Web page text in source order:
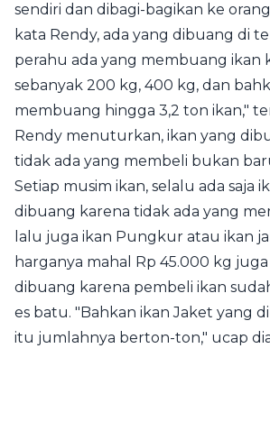
sendiri dan dibagi-bagikan ke
kata Rendy, ada yang dibuang di
perahu ada yang membuang ikan
sebanyak 200 kg, 400 kg, dan
membuang hingga 3,2 ton ikan,"
Rendy menuturkan, ikan yang
tidak ada yang membeli bukan
Setiap musim ikan, selalu ada saja
dibuang karena tidak ada yang
lalu juga ikan Pungkur atau ikan
harganya mahal Rp 45.000 kg
dibuang karena pembeli ikan
es batu. "Bahkan ikan Jaket yang
itu jumlahnya berton-ton," ucap